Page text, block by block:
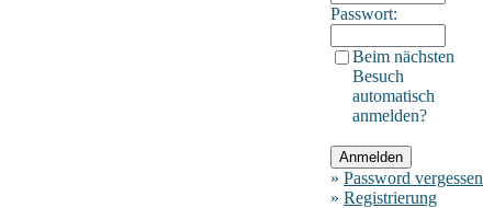
Passwort:
Beim nächsten
Besuch
automatisch
anmelden?
» Password vergessen
» Registrierung